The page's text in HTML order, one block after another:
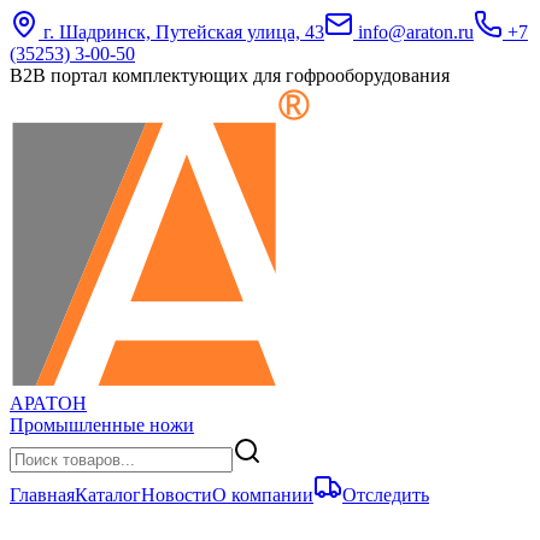
г. Шадринск, Путейская улица, 43 info@araton.ru
+7
(35253) 3-00-50
B2B портал комплектующих для гофрооборудования
АРАТОН
Промышленные ножи
ГлавнаяКаталогНовостиО компании Отследить